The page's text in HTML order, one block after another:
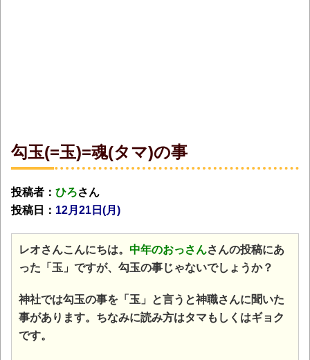
勾玉(=玉)=魂(タマ)の事
投稿者： ひろさん
投稿日： 12月21日(月 )
レオさんこんにちは。 中年のおっさんさんの投稿にあ
った「玉」ですが、勾玉の事じゃないでしょうか？
神社では勾玉の事を「玉」と言うと神職さんに聞いた
事があります。ちなみに読み方はタマもしくはギョク
です。